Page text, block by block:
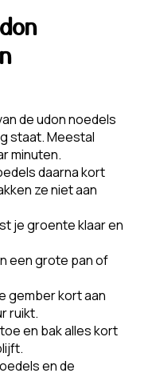
de udon noedels
staat. Meestal
minuten.
daarna kort
ze niet aan
je groente klaar en
een grote pan of
gember kort aan
ruikt.
en bak alles kort
en de